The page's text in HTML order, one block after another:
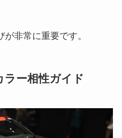
非常に重要です。
ー相性ガイド